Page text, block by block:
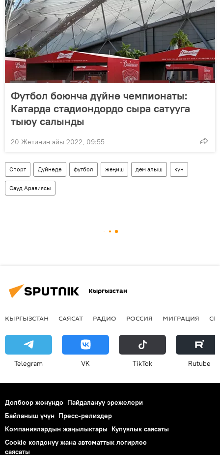
Футбол боюнча дүйнө чемпионаты:
Катарда стадиондордо сыра сатууга
тыюу салынды
20 Жетинин айы 2022, 09:55
Спорт Дүйнөдө футбол жеңиш дем алыш күн
Сауд Аравиясы
Кыргызстан
КЫРГЫЗСТАН САЯСАТ РАДИО РОССИЯ МИГРАЦИЯ
Telegram VK ТikТоk Rutube
Долбоор жөнүндө Пайдалануу эрежелери
Байланыш үчүн Пресс-релиздер
Компаниялардын жаңылыктары Купуялык саясаты
Cookie колдонуу жана автоматтык логирлөө
саясаты